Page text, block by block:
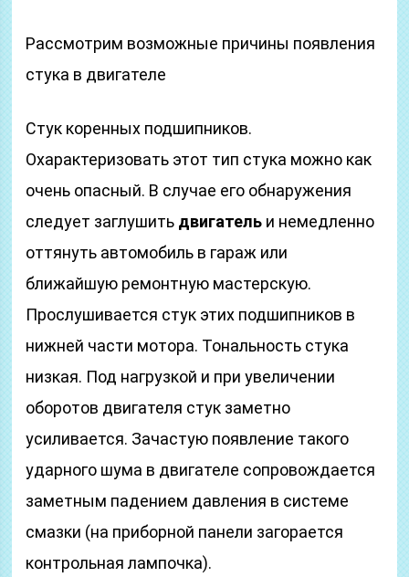
Рассмотрим возможные причины появления
стука в двигателе
Стук коренных подшипников.
Охарактеризовать этот тип стука можно как
очень опасный. В случае его обнаружения
следует заглушить двигатель и немедленно
оттянуть автомобиль в гараж или
ближайшую ремонтную мастерскую.
Прослушивается стук этих подшипников в
нижней части мотора. Тональность стука
низкая. Под нагрузкой и при увеличении
оборотов двигателя стук заметно
усиливается. Зачастую появление такого
ударного шума в двигателе сопровождается
заметным падением давления в системе
смазки (на приборной панели загорается
контрольная лампочка).